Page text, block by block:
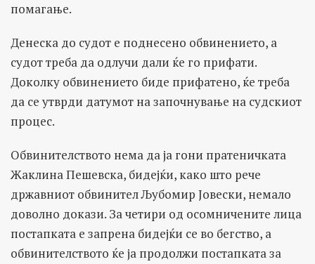
помагање.
Денеска до судот е поднесено обвинението, а
судот треба да одлучи дали ќе го прифати.
Доколку обвинението биде прифатено, ќе треба
да се утврди датумот на започнување на судскиот
процес.
Обвинителството нема да ја гони пратеничката
Жаклина Пешевска, бидејќи, како што рече
државниот обвинител Љубомир Јовески, немало
доволно докази. За четири од осомничените лица
постапката е запрена бидејќи се во бегство, а
обвинителството ќе ја продолжи постапката за